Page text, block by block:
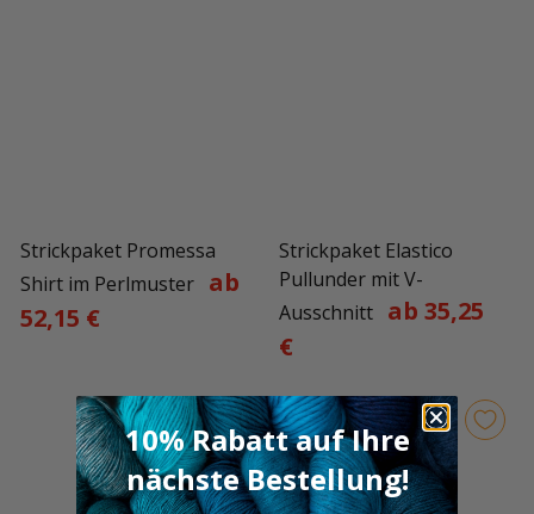
Strickpaket Promessa
Shirt im Perlmuster ab
52,15 €
Strickpaket Elastico
Pullunder mit V-
Ausschnitt ab 35,25
€
10% Rabatt auf Ihre
nächste Bestellung!